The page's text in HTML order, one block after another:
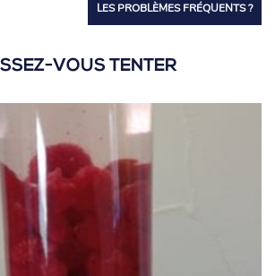
LES PROBLÈMES FRÉQUENTS ?
VOUS TENTER